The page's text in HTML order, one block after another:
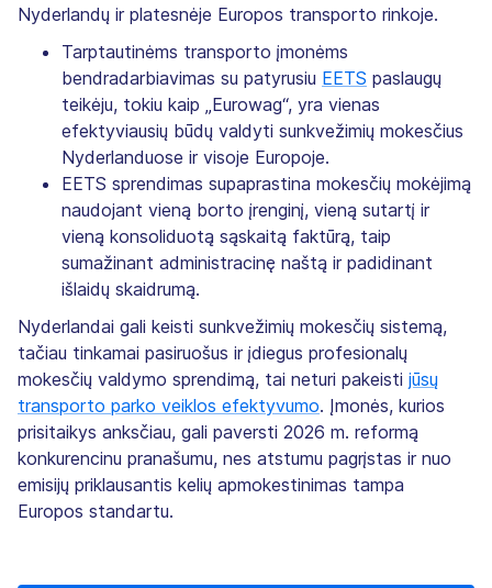
Nyderlandų ir platesnėje Europos transporto rinkoje.
Tarptautinėms transporto įmonėms
bendradarbiavimas su patyrusiu EETS paslaugų
teikėju, tokiu kaip „Eurowag“, yra vienas
efektyviausių būdų valdyti sunkvežimių mokesčius
Nyderlanduose ir visoje Europoje.
EETS sprendimas supaprastina mokesčių mokėjimą
naudojant vieną borto įrenginį, vieną sutartį ir
vieną konsoliduotą sąskaitą faktūrą, taip
sumažinant administracinę naštą ir padidinant
išlaidų skaidrumą.
Nyderlandai gali keisti sunkvežimių mokesčių sistemą,
tačiau tinkamai pasiruošus ir įdiegus profesionalų
mokesčių valdymo sprendimą, tai neturi pakeisti jūsų
transporto parko veiklos efektyvumo. Įmonės, kurios
prisitaikys anksčiau, gali paversti 2026 m. reformą
konkurencinu pranašumu, nes atstumu pagrįstas ir nuo
emisijų priklausantis kelių apmokestinimas tampa
Europos standartu.